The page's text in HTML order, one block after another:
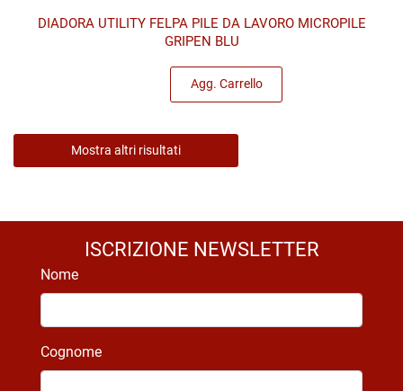
DIADORA UTILITY FELPA PILE DA LAVORO MICROPILE
GRIPEN BLU
Quantità
Agg. Carrello
Mostra altri risultati
ISCRIZIONE NEWSLETTER
Nome
Cognome